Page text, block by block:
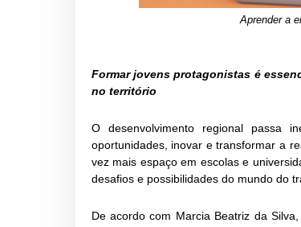
Aprender a
Formar jovens protagonistas é
no território
O desenvolvimento regional passa
oportunidades, inovar e transformar a
vez mais espaço em escolas e
desafios e possibilidades do mundo do
De acordo com Marcia Beatriz da